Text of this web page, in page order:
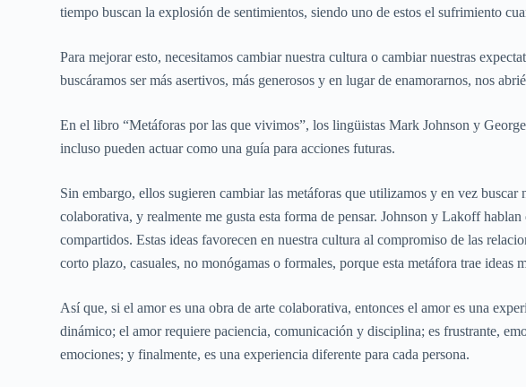
tiempo buscan la explosión de sentimientos, siendo uno de estos el sufrimiento
Para mejorar esto, necesitamos cambiar nuestra cultura o cambiar nuestras
buscáramos ser más asertivos, más generosos y en lugar de enamorarnos, nos
En el libro “Metáforas por las que vivimos”, los lingüistas Mark Johnson y
incluso pueden actuar como una guía para acciones futuras.
Sin embargo, ellos sugieren cambiar las metáforas que utilizamos y en vez
colaborativa, y realmente me gusta esta forma de pensar. Johnson y Lakoff
compartidos. Estas ideas favorecen en nuestra cultura al compromiso de las
corto plazo, casuales, no monógamas o formales, porque esta metáfora trae ideas
Así que, si el amor es una obra de arte colaborativa, entonces el amor es una
dinámico; el amor requiere paciencia, comunicación y disciplina; es frustrante,
emociones; y finalmente, es una experiencia diferente para cada persona.